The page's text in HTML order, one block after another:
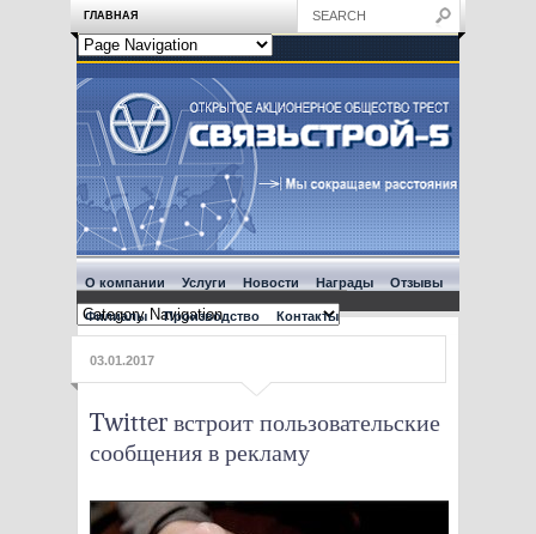
ГЛАВНАЯ
О компании Услуги Новости Награды Отзывы
Филиалы Производство Контакты
03.01.2017
Twitter встроит пользовательские
сообщения в рекламу